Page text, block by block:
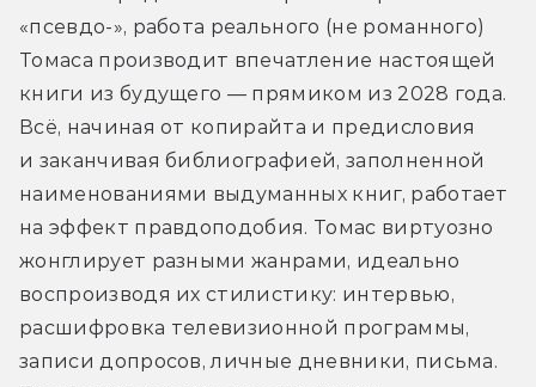
«псевдо-», работа реального (не романного)
Томаса производит впечатление настоящей
книги из будущего — прямиком из 2028 года.
Всё, начиная от копирайта и предисловия
и заканчивая библиографией, заполненной
наименованиями выдуманных книг, работает
на эффект правдоподобия. Томас виртуозно
жонглирует разными жанрами, идеально
воспроизводя их стилистику: интервью,
расшифровка телевизионной программы,
записи допросов, личные дневники, письма.